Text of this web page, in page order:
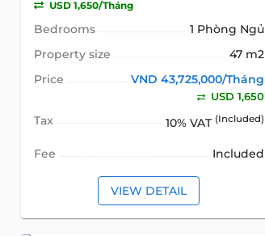
USD 1,650/Tháng
Bedrooms
1 Phòng Ngủ
Property size
47 m2
Price
VND 43,725,000/Tháng
USD 1,650
Tax 10% VAT (Included)
Fee Included
VIEW DETAIL